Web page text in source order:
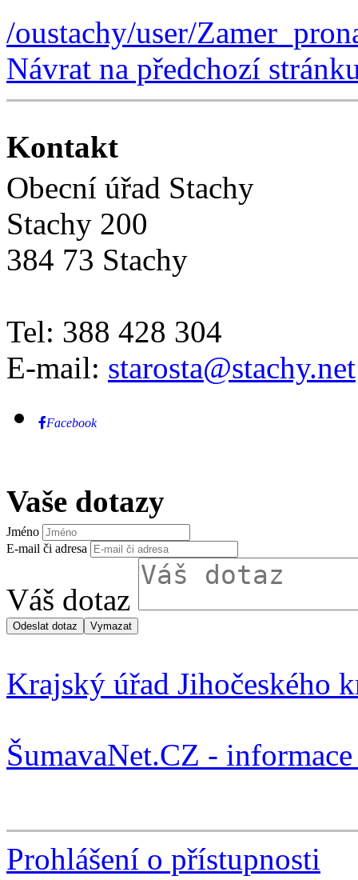
/oustachy/user/
Návrat na předchozí
Kontakt
Obecní úřad Stachy
Stachy 200
384 73 Stachy
Tel: 388 428 304
E-mail: starosta@stachy.net
Facebook
Vaše dotazy
Jméno
E-mail či adresa
Váš dotaz
Krajský úřad Jihočeského
ŠumavaNet.CZ -
Prohlášení o přístupnosti